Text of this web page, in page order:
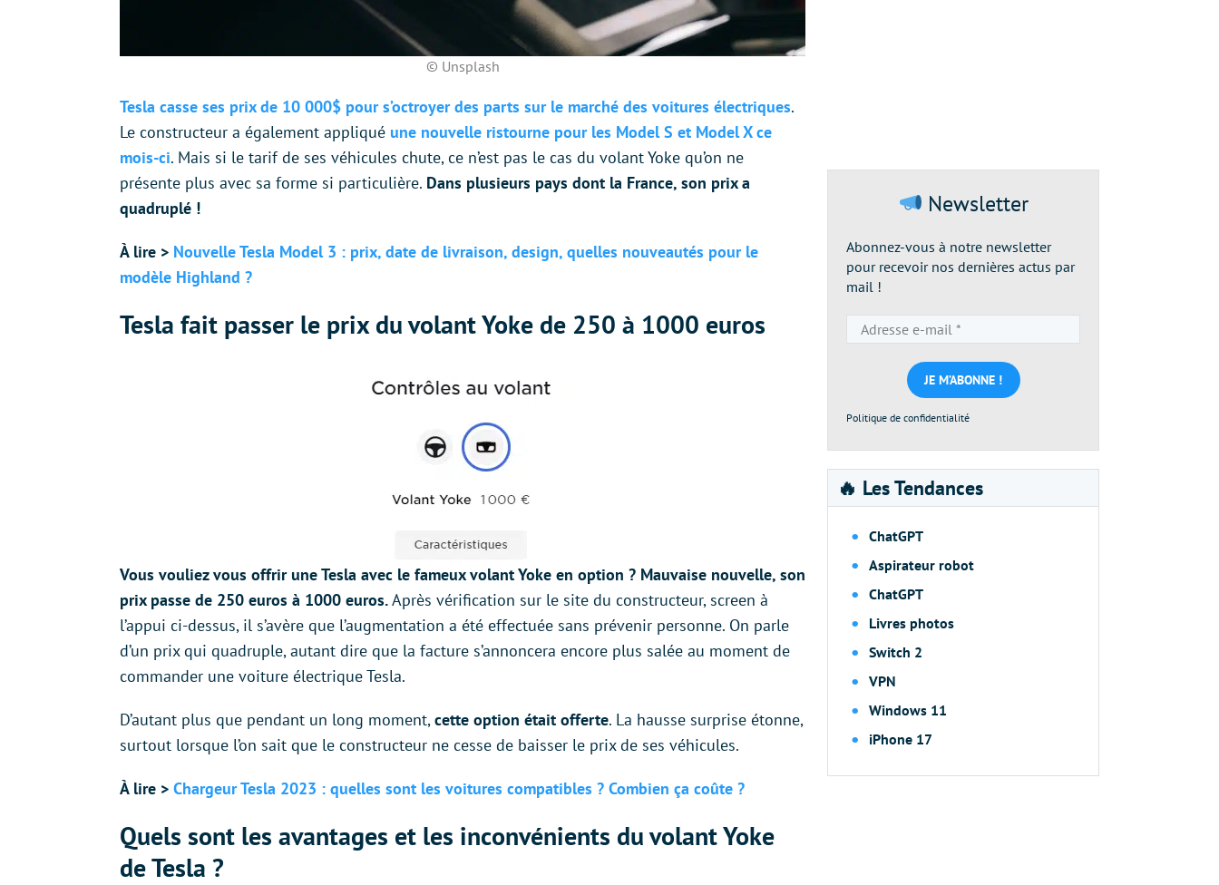
© Unsplash
Tesla casse ses prix de 10 000$ pour s’octroyer des parts sur le marché des voitures électriques.
Le constructeur a également appliqué une nouvelle ristourne pour les Model S et Model X ce
mois-ci. Mais si le tarif de ses véhicules chute, ce n’est pas le cas du volant Yoke qu’on ne
présente plus avec sa forme si particulière. Dans plusieurs pays dont la France, son prix a
quadruplé !
À lire > Nouvelle Tesla Model 3 : prix, date de livraison, design, quelles nouveautés pour le
modèle Highland ?
Tesla fait passer le prix du volant Yoke de 250 à 1000 euros
Vous vouliez vous offrir une Tesla avec le fameux volant Yoke en option ? Mauvaise nouvelle, son
prix passe de 250 euros à 1000 euros.Après vérification sur le site du constructeur, screen à
l’appui ci-dessus, il s’avère que l’augmentation a été effectuée sans prévenir personne. On parle
d’un prix qui quadruple, autant dire que la facture s’annoncera encore plus salée au moment de
commander une voiture électrique Tesla.
D’autant plus que pendant un long moment, cette option était offerte. La hausse surprise étonne,
surtout lorsque l’on sait que le constructeur ne cesse de baisser le prix de ses véhicules.
À lire > Chargeur Tesla 2023 : quelles sont les voitures compatibles ? Combien ça coûte ?
Quels sont les avantages et les inconvénients du volant Yoke
de Tesla ?
Newsletter
Abonnez-vous à notre newsletter
pour recevoir nos dernières actus par
mail !
e-
mail
*
Politique de confidentialité
🔥 Les Tendances
ChatGPT
Aspirateur robot
ChatGPT
Livres photos
Switch 2
VPN
Windows 11
iPhone 17